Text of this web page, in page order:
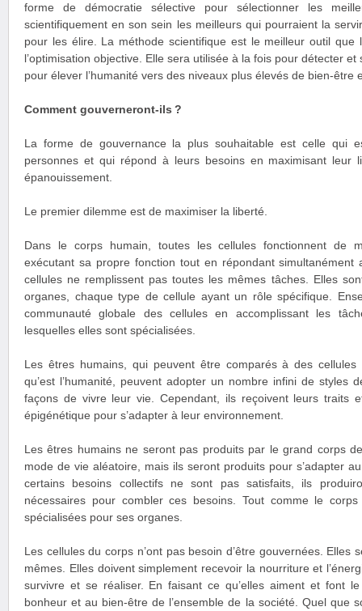
forme de démocratie sélective pour sélectionner les
scientifiquement en son sein les meilleurs qui pourraient la
pour les élire. La méthode scientifique est le meilleur outil que
l’optimisation objective. Elle sera utilisée à la fois pour détecter
pour élever l’humanité vers des niveaux plus élevés de bien-être
Comment gouverneront-ils ?
La forme de gouvernance la plus souhaitable est celle qui
personnes et qui répond à leurs besoins en maximisant leur
épanouissement.
Le premier dilemme est de maximiser la liberté.
Dans le corps humain, toutes les cellules fonctionnent de
exécutant sa propre fonction tout en répondant simultanément
cellules ne remplissent pas toutes les mêmes tâches. Elles
organes, chaque type de cellule ayant un rôle spécifique.
communauté globale des cellules en accomplissant les
lesquelles elles sont spécialisées.
Les êtres humains, qui peuvent être comparés à des
qu’est l’humanité, peuvent adopter un nombre infini de styles
façons de vivre leur vie. Cependant, ils reçoivent leurs traits
épigénétique pour s’adapter à leur environnement.
Les êtres humains ne seront pas produits par le grand corps
mode de vie aléatoire, mais ils seront produits pour s’adapter
certains besoins collectifs ne sont pas satisfaits, ils
nécessaires pour combler ces besoins. Tout comme le
spécialisées pour ses organes.
Les cellules du corps n’ont pas besoin d’être gouvernées. Elles
mêmes. Elles doivent simplement recevoir la nourriture et
survivre et se réaliser. En faisant ce qu’elles aiment et font
bonheur et au bien-être de l’ensemble de la société. Quel que